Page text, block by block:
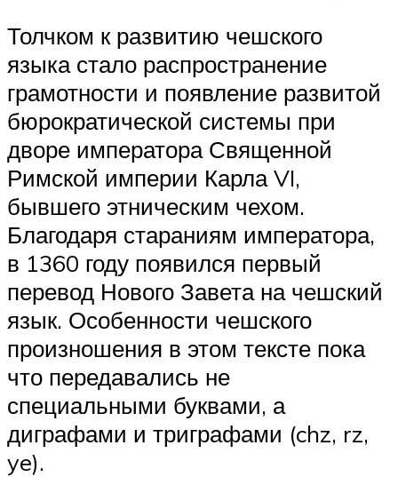
Толчком к развитию чешского
языка стало распространение
грамотности и появление развитой
бюрократической системы при
дворе императора Священной
Римской империи Карла VI,
бывшего этническим чехом.
Благодаря стараниям императора,
в 1360 году появился первый
перевод Нового Завета на чешский
язык. Особенности чешского
произношения в этом тексте пока
что передавались не
специальными буквами, а
диграфами и триграфами (chz, rz,
ye).